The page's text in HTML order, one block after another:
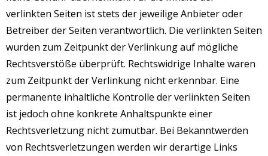
verlinkten Seiten ist stets der jeweilige Anbieter oder
Betreiber der Seiten verantwortlich. Die verlinkten Seiten
wurden zum Zeitpunkt der Verlinkung auf mögliche
Rechtsverstöße überprüft. Rechtswidrige Inhalte waren
zum Zeitpunkt der Verlinkung nicht erkennbar. Eine
permanente inhaltliche Kontrolle der verlinkten Seiten
ist jedoch ohne konkrete Anhaltspunkte einer
Rechtsverletzung nicht zumutbar. Bei Bekanntwerden
von Rechtsverletzungen werden wir derartige Links